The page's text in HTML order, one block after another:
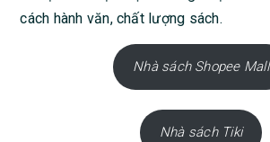
cách hành văn, chất lượng sách.
Nhà sách Shopee Mall
Nhà sách Tiki